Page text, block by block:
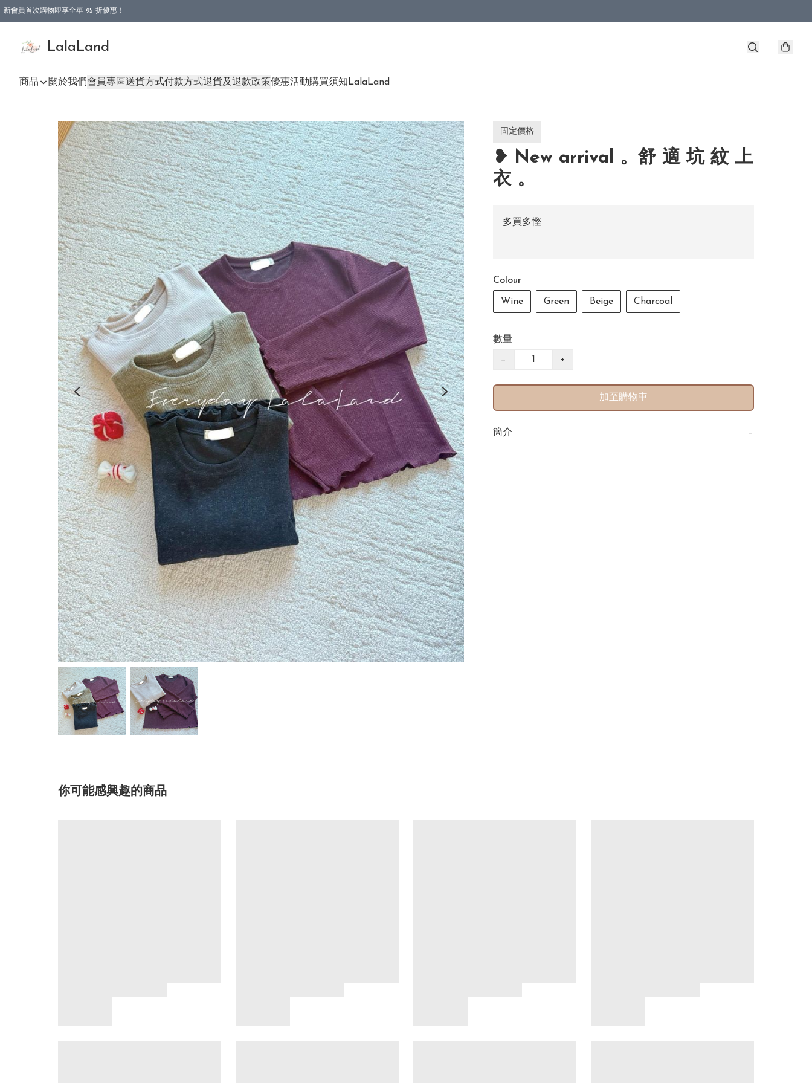
新會員首次購物即享全單 95 折優惠！
LalaLand
商品 關於我們會員專區送貨方式付款方式退貨及退款政策優惠活動購買須知 LalaLand
固定價格
❥ New arrival 。舒 適 坑 紋 上
衣 。
多買多慳
Colour
Wine Green Beige Charcoal
數量
− +
加至購物車
簡介 −
你可能感興趣的商品